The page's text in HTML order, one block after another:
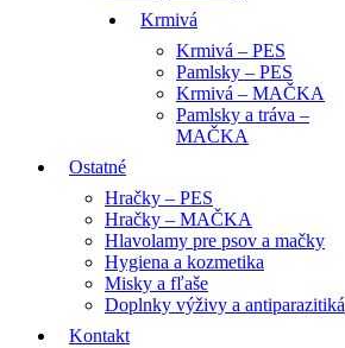
Krmivá
Krmivá – PES
Pamlsky – PES
Krmivá – MAČKA
Pamlsky a tráva –
MAČKA
Ostatné
Hračky – PES
Hračky – MAČKA
Hlavolamy pre psov a mačky
Hygiena a kozmetika
Misky a fľaše
Doplnky výživy a antiparazitiká
Kontakt